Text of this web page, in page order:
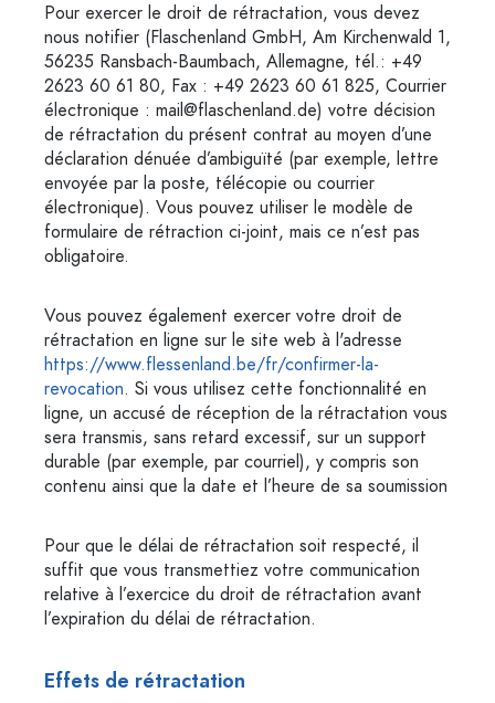
Pour exercer le droit de rétractation, vous devez
nous notifier (Flaschenland GmbH, Am Kirchenwald 1,
56235 Ransbach-Baumbach, Allemagne, tél.: ‭+49
2623 60 61 80, Fax : +49 2623 60 61 825, Courrier
électronique : mail@flaschenland.de) votre décision
de rétractation du présent contrat au moyen d’une
déclaration dénuée d’ambiguïté (par exemple, lettre
envoyée par la poste, télécopie ou courrier
électronique). Vous pouvez utiliser le modèle de
formulaire de rétraction ci-joint, mais ce n’est pas
obligatoire.
Vous pouvez également exercer votre droit de
rétractation en ligne sur le site web à l'adresse
https://www.flessenland.be/fr/confirmer-la-
revocation. Si vous utilisez cette fonctionnalité en
ligne, un accusé de réception de la rétractation vous
sera transmis, sans retard excessif, sur un support
durable (par exemple, par courriel), y compris son
contenu ainsi que la date et l’heure de sa soumission
Pour que le délai de rétractation soit respecté, il
suffit que vous transmettiez votre communication
relative à l’exercice du droit de rétractation avant
l’expiration du délai de rétractation.
Effets de rétractation